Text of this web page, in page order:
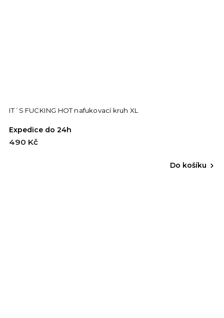
IT´S FUCKING HOT nafukovací kruh XL
Expedice do 24h
490 Kč
Do košíku